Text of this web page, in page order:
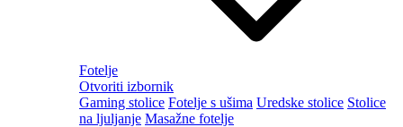
Fotelje
Otvoriti izbornik
Gaming stolice Fotelje s ušima Uredske stolice Stolice
na ljuljanje Masažne fotelje